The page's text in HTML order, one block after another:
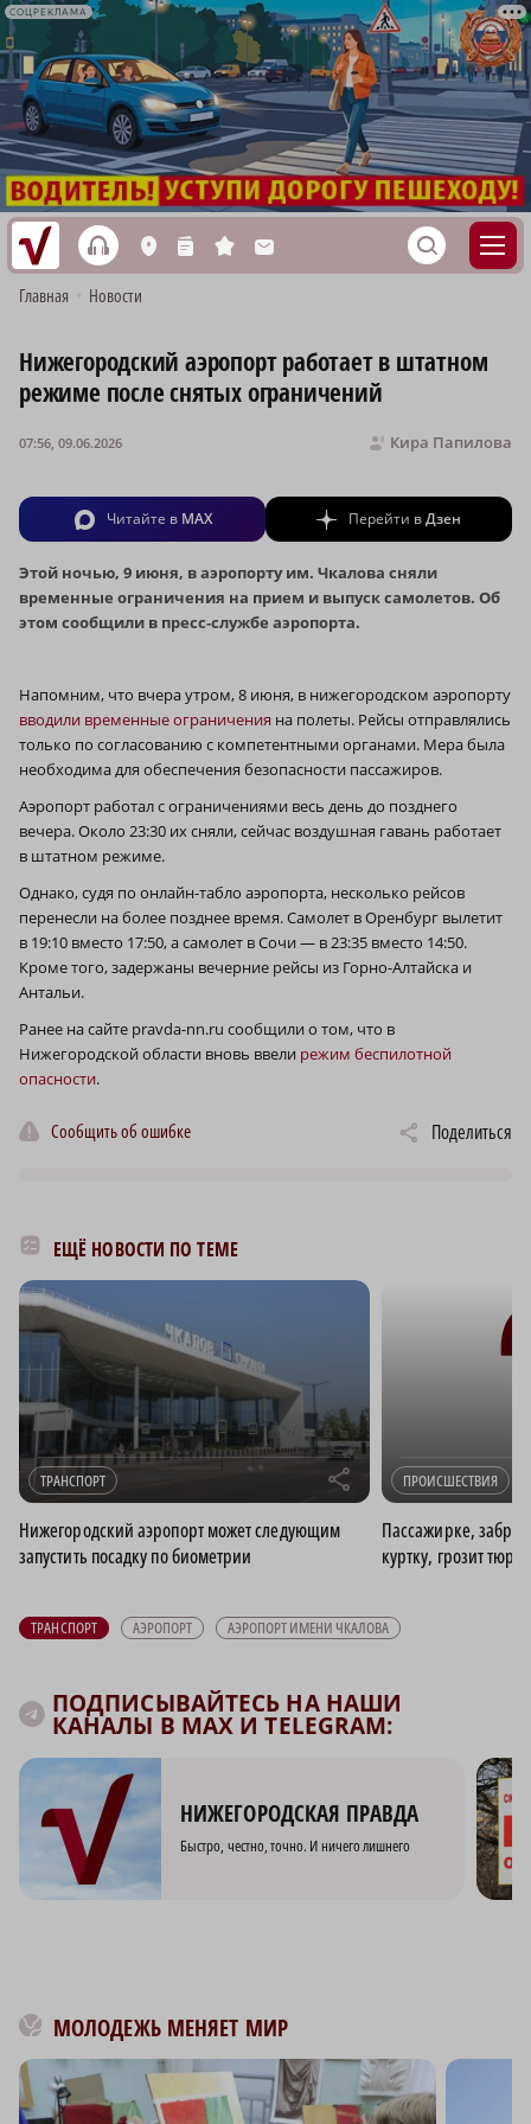
СОЦРЕКЛАМА
h L n s M S
Главная Новости
Нижегородский аэропорт работает в штатном
режиме после снятых ограничений
Кира Папилова
07:56, 09.06.2026
Читайте в MAX Перейти вДзен
Этой ночью, 9 июня, в аэропорту им. Чкалова сняли
временные ограничения на прием и выпуск самолетов. Об
этом сообщили в пресс-службе аэропорта.
Напомним, что вчера утром, 8 июня, в нижегородском аэропорту
вводили временные ограничения на полеты. Рейсы отправлялись
только по согласованию с компетентными органами. Мера была
необходима для обеспечения безопасности пассажиров.
Аэропорт работал с ограничениями весь день до позднего
вечера. Около 23:30 их сняли, сейчас воздушная гавань работает
в штатном режиме.
Однако, судя по онлайн-табло аэропорта, несколько рейсов
перенесли на более позднее время. Самолет в Оренбург вылетит
в 19:10 вместо 17:50, а самолет в Сочи — в 23:35 вместо 14:50.
Кроме того, задержаны вечерние рейсы из Горно-Алтайска и
Антальи.
Ранее на сайте pravda-nn.ru сообщили о том, что в
Нижегородской области вновь ввели режим беспилотной
опасности.
Сообщить об ошибке Поделиться
ЕЩЁ НОВОСТИ ПО ТЕМЕ
ТРАНСПОРТ r
Нижегородский аэропорт может следующим
запустить посадку по биометрии
ПРОИСШЕСТВИЯ
Пассажирке,
куртку, грозит
ТРАНСПОРТ АЭРОПОРТ АЭРОПОРТ ИМЕНИ ЧКАЛОВА
ПОДПИСЫВАЙТЕСЬ НА НАШИ
КАНАЛЫ В MAX И TELEGRAM:
НИЖЕГОРОДСКАЯ ПРАВДА
Быстро, честно, точно. И ничего лишнего
МОЛОДЕЖЬ МЕНЯЕТ МИР